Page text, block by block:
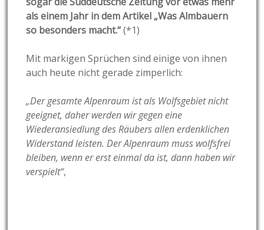
als einem Jahr in dem Artikel „Was Almbauern
so besonders macht.“(*1)
Mit markigen Sprüchen sind einige von ihnen
auch heute nicht gerade zimperlich:
„Der gesamte Alpenraum ist als Wolfsgebiet nicht
geeignet, daher werden wir gegen eine
Wiederansiedlung des Räubers allen erdenklichen
Widerstand leisten. Der Alpenraum muss wolfsfrei
bleiben, wenn er erst einmal da ist, dann haben wir
verspielt“,